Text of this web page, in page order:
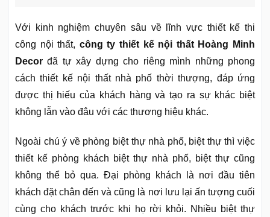
Với kinh nghiệm chuyên sâu về lĩnh vực thiết kế thi
công nội thất, công ty thiết kế nội thất Hoàng Minh
Decor đã tự xây dựng cho riêng mình những phong
cách thiết kế nội thất nhà phố thời thượng, đáp ứng
được thị hiếu của khách hàng và tạo ra sự khác biệt
không lẫn vào đâu với các thương hiệu khác.
Ngoài chú ý về phòng biệt thự nhà phố, biệt thự thì việc
thiết kế phòng khách biệt thự nhà phố, biệt thự cũng
không thể bỏ qua. Đại phòng khách là nơi đầu tiên
khách đặt chân đến và cũng là nơi lưu lại ấn tượng cuối
cùng cho khách trước khi họ rời khỏi. Nhiều biệt thự